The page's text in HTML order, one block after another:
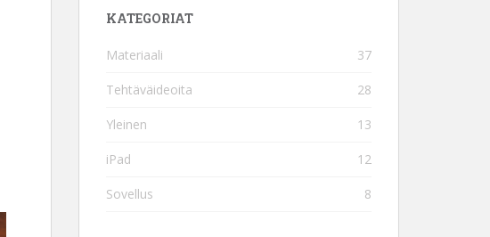
KATEGORIAT
Materiaali 37
Tehtäväideoita 28
Yleinen 13
iPad 12
Sovellus 8